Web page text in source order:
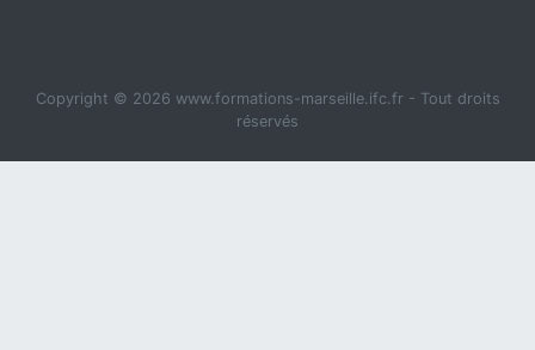
Copyright © 2026 www.formations-marseille.ifc.fr - Tout droits
réservés